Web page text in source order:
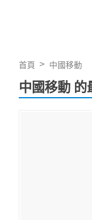
首頁 中國移動
中國移動 的